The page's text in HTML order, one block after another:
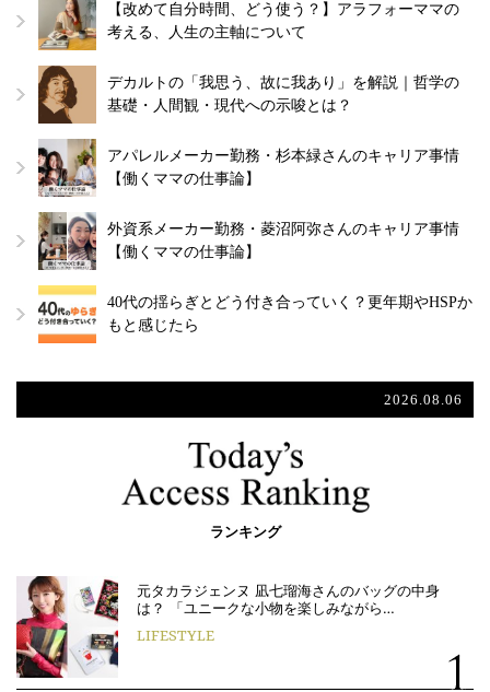
【改めて自分時間、どう使う？】アラフォーママの
考える、人生の主軸について
デカルトの「我思う、故に我あり」を解説｜哲学の
基礎・人間観・現代への示唆とは？
アパレルメーカー勤務・杉本緑さんのキャリア事情
【働くママの仕事論】
外資系メーカー勤務・菱沼阿弥さんのキャリア事情
【働くママの仕事論】
40代の揺らぎとどう付き合っていく？更年期やHSPか
もと感じたら
2026.08.06
ランキング
元タカラジェンヌ 凪七瑠海さんのバッグの中身
は？ 「ユニークな小物を楽しみながら…
LIFESTYLE